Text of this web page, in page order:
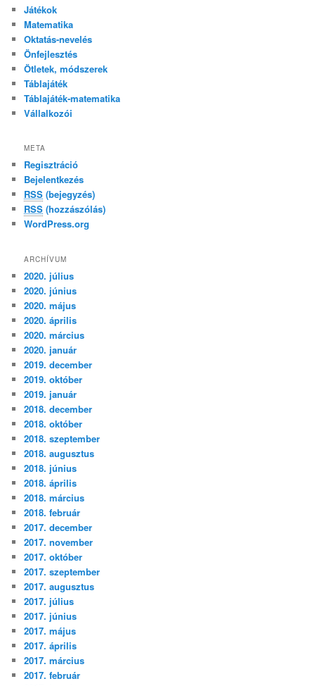
Játékok
Matematika
Oktatás-nevelés
Önfejlesztés
Ötletek, módszerek
Táblajáték
Táblajáték-matematika
Vállalkozói
META
Regisztráció
Bejelentkezés
RSS (bejegyzés)
RSS (hozzászólás)
WordPress.org
ARCHÍVUM
2020. július
2020. június
2020. május
2020. április
2020. március
2020. január
2019. december
2019. október
2019. január
2018. december
2018. október
2018. szeptember
2018. augusztus
2018. június
2018. április
2018. március
2018. február
2017. december
2017. november
2017. október
2017. szeptember
2017. augusztus
2017. július
2017. június
2017. május
2017. április
2017. március
2017. február